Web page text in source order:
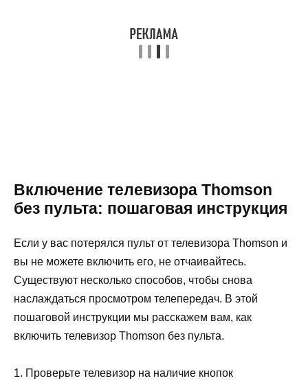
Включение телевизора Thomson
без пульта: пошаговая инструкция
Если у вас потерялся пульт от телевизора Thomson и
вы не можете включить его, не отчаивайтесь.
Существуют несколько способов, чтобы снова
наслаждаться просмотром телепередач. В этой
пошаговой инструкции мы расскажем вам, как
включить телевизор Thomson без пульта.
1. Проверьте телевизор на наличие кнопок